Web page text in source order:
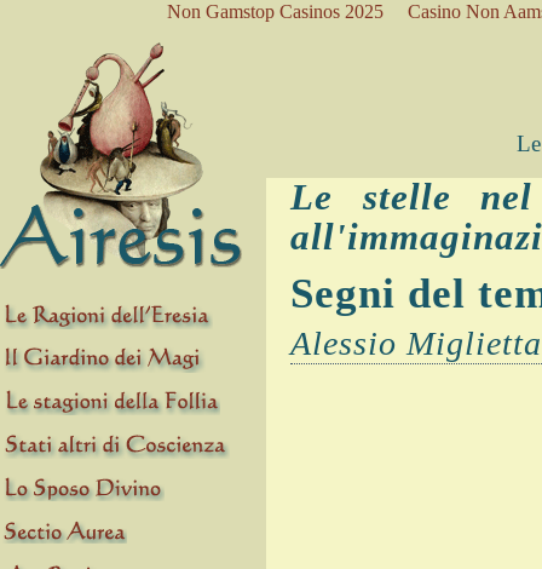
Non Gamstop Casinos 2025 Casino Non
Le stelle
Segni del
Alessio